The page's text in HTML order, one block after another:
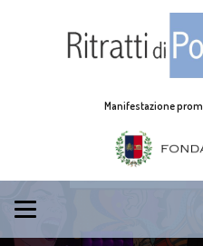
Manifestazione